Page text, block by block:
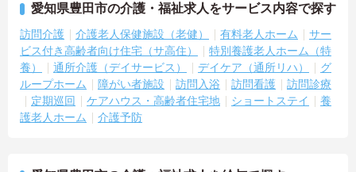
愛知県豊田市の介護・福祉求人をサービス内容で探す
訪問介護 介護老人保健施設（老健） 有料老人ホーム
サー
ビス付き高齢者向け住宅（サ高住）
特別養護老人ホーム（特
養）
通所介護（デイサービス） デイケア（通所リハ）
グ
ループホーム
障がい者施設 訪問入浴 訪問看護
訪問診療
定期巡回
ケアハウス・高齢者住宅地 ショートステイ
養
護老人ホーム
介護予防